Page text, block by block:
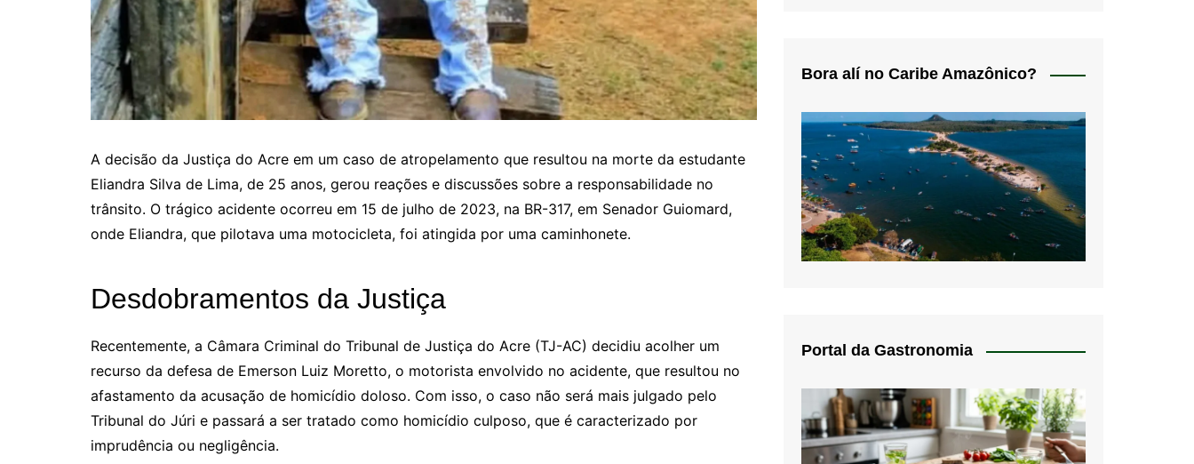
A decisão da Justiça do Acre em um caso de atropelamento que resultou na morte da estudante
Eliandra Silva de Lima, de 25 anos, gerou reações e discussões sobre a responsabilidade no
trânsito. O trágico acidente ocorreu em 15 de julho de 2023, na BR-317, em Senador Guiomard,
onde Eliandra, que pilotava uma motocicleta, foi atingida por uma caminhonete.
Desdobramentos da Justiça
Recentemente, a Câmara Criminal do Tribunal de Justiça do Acre (TJ-AC) decidiu acolher um
recurso da defesa de Emerson Luiz Moretto, o motorista envolvido no acidente, que resultou no
afastamento da acusação de homicídio doloso. Com isso, o caso não será mais julgado pelo
Tribunal do Júri e passará a ser tratado como homicídio culposo, que é caracterizado por
imprudência ou negligência.
Bora alí no Caribe Amazônico?
Portal da Gastronomia